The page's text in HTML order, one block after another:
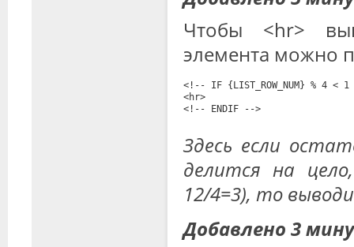
Чтобы <hr>
элемента можно
<!-- IF {LIST_ROW_NUM} % 4 <
<hr>
<!-- ENDIF -->
Здесь если
делится на
12/4=3), то
Добавлено 3